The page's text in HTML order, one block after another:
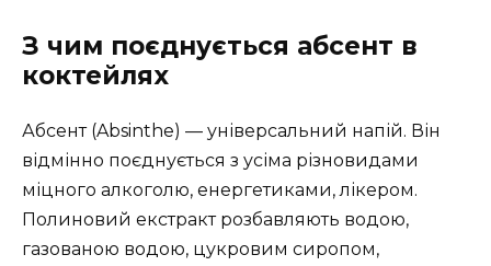
З чим поєднується абсент в
коктейлях
Абсент (Absinthe) — універсальний напій. Він
відмінно поєднується з усіма різновидами
міцного алкоголю, енергетиками, лікером.
Полиновий екстракт розбавляють водою,
газованою водою, цукровим сиропом,